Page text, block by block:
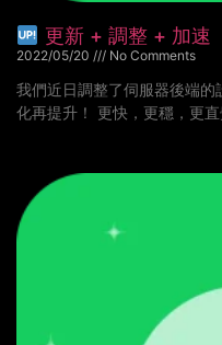
更新 + 調整 + 加速
2022/05/20 No Comments
我們近日調整了伺服器後端
化再提升！ 更快，更穩，更直